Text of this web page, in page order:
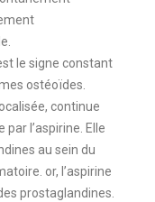
le signe constant
ostéoïdes.
continue
l’aspirine. Elle
au sein du
or, l’aspirine
prostaglandines.